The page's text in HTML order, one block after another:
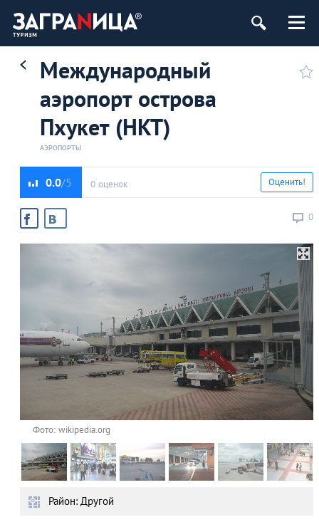
Международный
аэропорт острова
Пхукет (HKT)
АЭРОПОРТЫ
0.0 0 оценок
0
Оценить!
Фото: wikipedia.org
Район: Другой